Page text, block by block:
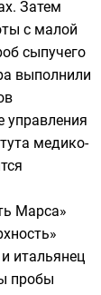
Затем
с малой
сыпучего
выполнили
управления
медико-
Марса»
итальянец
пробы